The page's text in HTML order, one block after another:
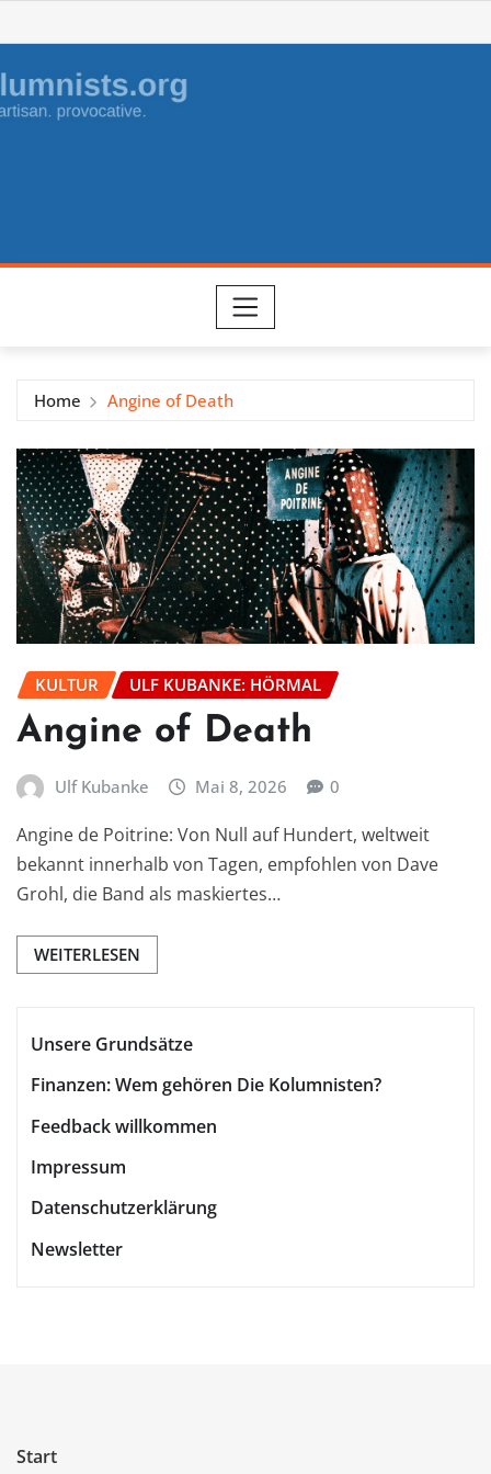
to
content
Home Angine of Death
KULTUR ULF KUBANKE: HÖRMAL
Angine of Death
Ulf Kubanke Mai 8, 2026 0
Angine de Poitrine: Von Null auf Hundert, weltweit
bekannt innerhalb von Tagen, empfohlen von Dave
Grohl, die Band als maskiertes…
WEITERLESEN
Unsere Grundsätze
Finanzen: Wem gehören Die Kolumnisten?
Feedback willkommen
Impressum
Datenschutzerklärung
Newsletter
Start